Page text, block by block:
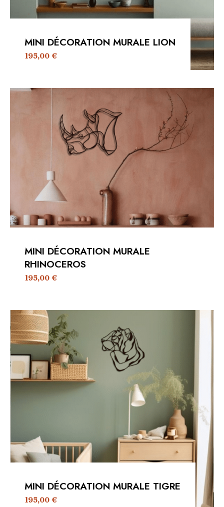
MINI DÉCORATION MURALE LION
195,00€
MINI DÉCORATION MURALE
RHINOCEROS
195,00€
MINI DÉCORATION MURALE TIGRE
195,00€